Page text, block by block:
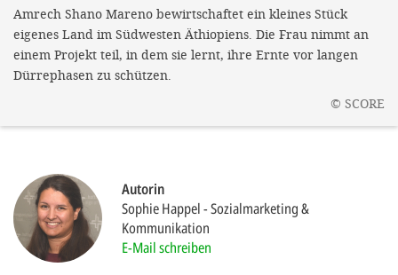
Amrech Shano Mareno bewirtschaftet ein kleines Stück
eigenes Land im Südwesten Äthiopiens. Die Frau nimmt an
einem Projekt teil, in dem sie lernt, ihre Ernte vor langen
Dürrephasen zu schützen.
© SCORE
Autorin
Sophie Happel Sozialmarketing &
Kommunikation
E-Mail schreiben
den